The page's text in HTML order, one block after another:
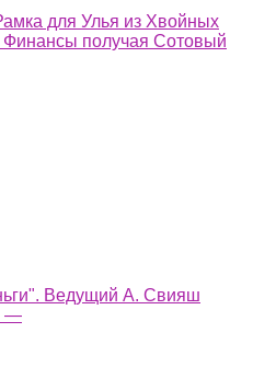
для Улья из Хвойных
Финансы получая Сотовый
Ведущий А. Свияш
—